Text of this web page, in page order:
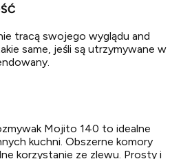
tracą swojego wyglądu and
same, jeśli są utrzymywane w
Mojito 140 to idealne
kuchni. Obszerne komory
korzystanie ze zlewu. Prosty i